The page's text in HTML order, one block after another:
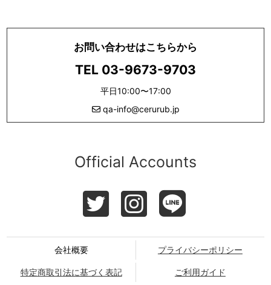
お問い合わせはこちらから
TEL 03-9673-9703
平日10:00〜17:00
qa-info@cerurub.jp
Official Accounts
会社概要 プライバシーポリシー
特定商取引法に基づく表記 ご利用ガイド